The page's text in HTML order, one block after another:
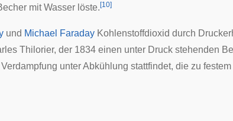
mit Wasser löste. [10]
und Michael Faraday Kohlenstoffdioxid durch
Thilorier, der 1834 einen unter Druck stehenden
unter Abkühlung stattfindet, die zu